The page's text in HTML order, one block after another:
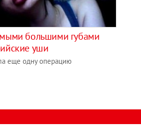
большими губами
уши
еще одну операцию